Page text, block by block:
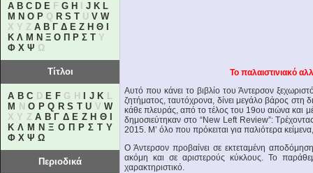
A B C D E F G H J K L
M N O P Q R S T U V W
X Y Z Α Β Γ Δ Ε Ζ Η Θ
Κ Λ Μ Ν Ξ Ο Π Ρ Σ Τ Υ
Φ Χ Ψ Ω
Τίτλοι
A B C D E FG H J K L
M
N O P Q R S T U V W
X Y ZΑ Β Γ Δ Ε Ζ Η Θ
Κ Λ Μ Ν Ξ Ο Π Ρ Σ Τ Υ
Φ Χ Ψ Ω
Περιοδικά
Το παλαιστινιακό
Αυτό που κάνει το βιβλίο του Άντερσον
ζητήματος, ταυτόχρονα, δίνει μεγάλο βάρος στη
κάθε πλευράς, από το τέλος του 19ου αιώνα και
δημοσιεύτηκαν στο “New Left Review”:
2015. Μ’ όλο που πρόκειται για παλιότερα
Ο Άντερσον προβαίνει σε εκτεταμένη
ακόμη και σε αριστερούς κύκλους. Το
χαρακτηριστικό.